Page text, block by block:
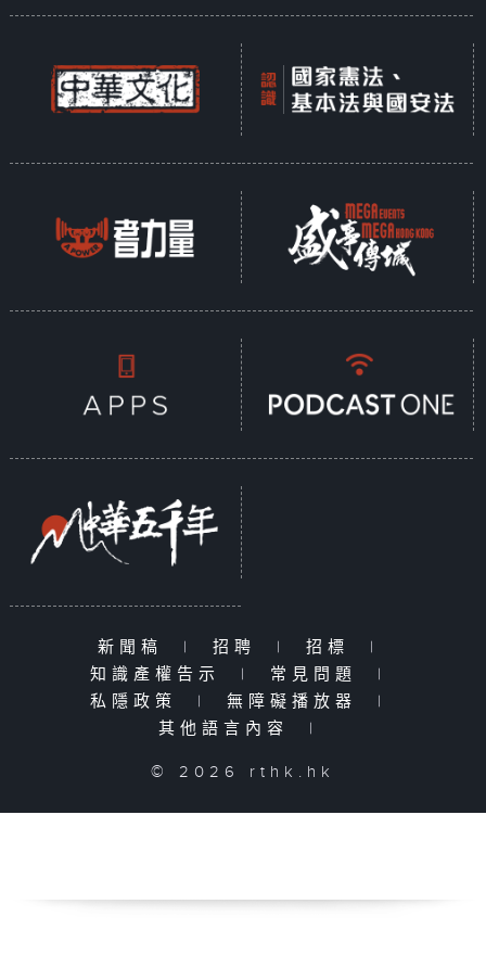
新聞稿 | 招聘 | 招標
|
知識產權告示
| 常見問題
|
私隱政策
| 無障礙播放器
|
其他語言內容
|
© 2026 rthk.hk